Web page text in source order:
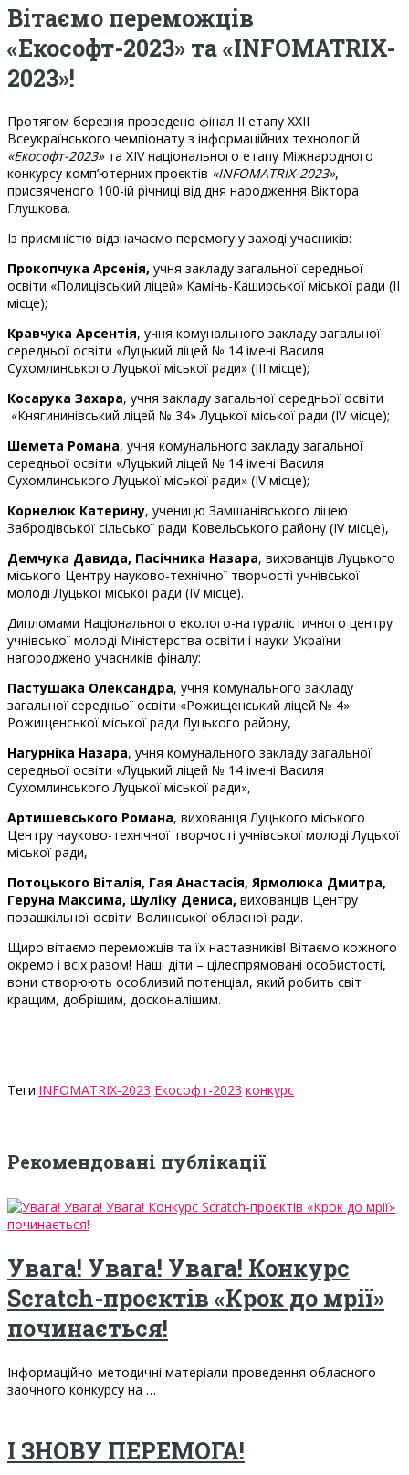
Вітаємо переможців
«Екософт-2023» та «INFOMATRIX-
2023»!
Протягом березня проведено фінал ІІ етапу ХХІІ
Всеукраїнського чемпіонату з інформаційних технологій
«Екософт-2023»та XІV національного етапу Міжнародного
конкурсу комп’ютерних проєктів «INFOMATRIX-2023»,
присвяченого 100-ій річниці від дня народження Віктора
Глушкова.
Із приємністю відзначаємо перемогу у заході учасників:
Прокопчука Арсенія, учня закладу загальної середньої
освіти «Полицівський ліцей» Камінь-Каширської міської ради (ІІ
місце);
Кравчука Арсентія, учня комунального закладу загальної
середньої освіти «Луцький ліцей № 14 імені Василя
Сухомлинського Луцької міської ради» (ІІІ місце);
Косарука Захара, учня закладу загальної середньої освіти
«Княгининівський ліцей № 34» Луцької міської ради (ІV місце);
Шемета Романа, учня комунального закладу загальної
середньої освіти «Луцький ліцей № 14 імені Василя
Сухомлинського Луцької міської ради» (ІV місце);
Корнелюк Катерину, ученицю Замшанівського ліцею
Забродівської сільської ради Ковельського району (ІV місце),
Демчука Давида, Пасічника Назара, вихованців Луцького
міського Центру науково-технічної творчості учнівської
молоді Луцької міської ради (ІV місце).
Дипломами Національного еколого-натуралістичного центру
учнівської молоді Міністерства освіти і науки України
нагороджено учасників фіналу:
Пастушака Олександра, учня комунального закладу
загальної середньої освіти «Рожищенський ліцей № 4»
Рожищенської міської ради Луцького району,
Нагурніка Назара, учня комунального закладу загальної
середньої освіти «Луцький ліцей № 14 імені Василя
Сухомлинського Луцької міської ради»,
Артишевського Романа, вихованця Луцького міського
Центру науково-технічної творчості учнівської молоді Луцької
міської ради,
Потоцького Віталія, Гая Анастасія, Ярмолюка Дмитра,
Геруна Максима, Шуліку Дениса, вихованців Центру
позашкільної освіти Волинської обласної ради.
Щиро вітаємо переможців та їх наставників! Вітаємо кожного
окремо і всіх разом! Наші діти ­– цілеспрямовані особистості,
вони створюють особливий потенціал, який робить світ
кращим, добрішим, досконалішим.
Теги:INFOMATRIX-2023 Екософт-2023 конкурс
Рекомендовані публікації
Увага! Увага! Увага! Конкурс
Scratch-проєктів «Крок до мрії»
починається!
Інформаційно-методичні матеріали проведення обласного
заочного конкурсу на …
І ЗНОВУ ПЕРЕМОГА!